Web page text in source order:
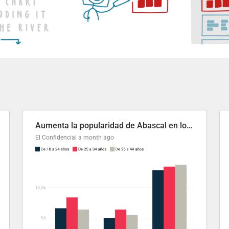
Aumenta la popularidad de Abascal en los últimos 6 años
El Confidencial a month ago